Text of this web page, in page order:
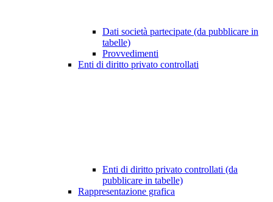
Dati società partecipate (da pubblicare in
tabelle)
Provvedimenti
Enti di diritto privato controllati
Enti di diritto privato controllati (da
pubblicare in tabelle)
Rappresentazione grafica